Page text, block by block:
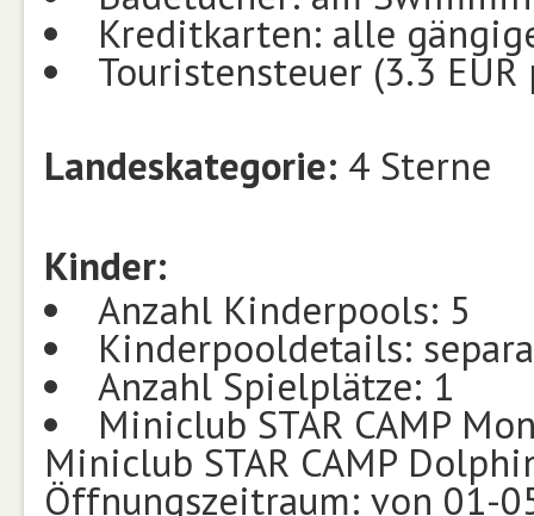
Kreditkarten: alle
Touristensteuer (3.3
Landeskategorie: 4 Sterne
Kinder:
Anzahl Kinderpools: 5
Kinderpooldetails:
Anzahl Spielplätze: 1
Miniclub STAR CAMP
Miniclub STAR CAMP
Öffnungszeitraum: von 01-